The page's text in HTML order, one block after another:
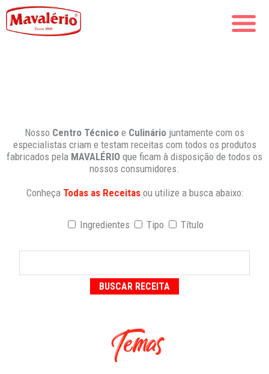
Nosso Centro Técnico e Culinário juntamente com os
especialistas criam e testam receitas com todos os produtos
fabricados pela MAVALÉRIO que ficam à disposição de todos os
nossos consumidores.
Conheça Todas as Receitasou utilize a busca abaixo:
Ingredientes Tipo Título
Temas